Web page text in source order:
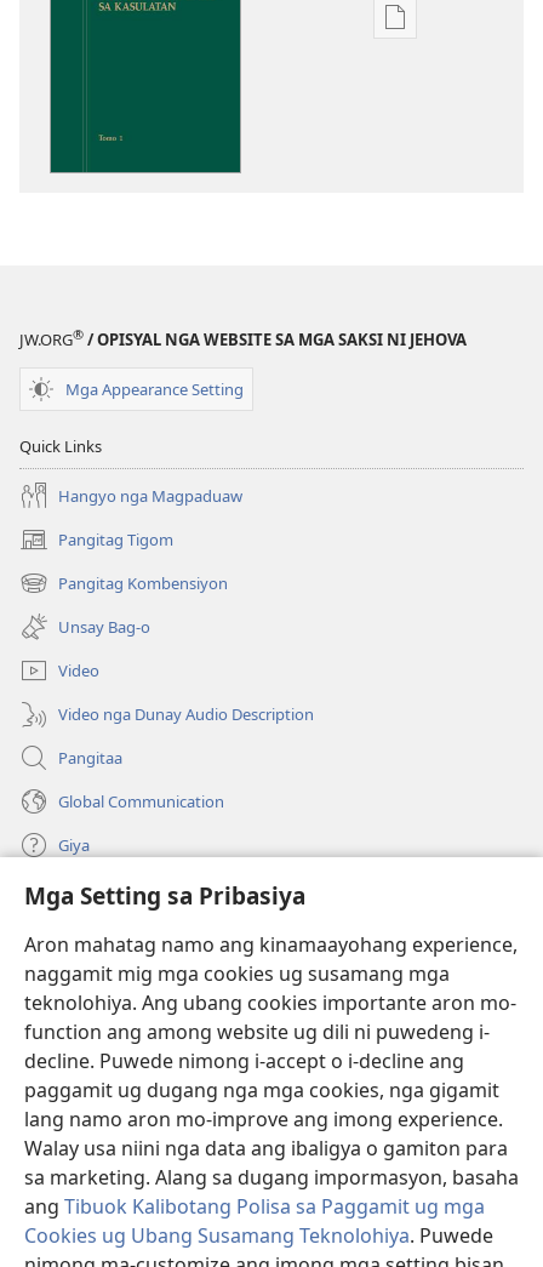
Mga Setting sa Pribasiya
Aron mahatag namo ang kinamaayohang experience,
naggamit mig mga cookies ug susamang mga
teknolohiya. Ang ubang cookies importante aron mo-
function ang among website ug dili ni puwedeng i-
decline. Puwede nimong i-accept o i-decline ang
paggamit ug dugang nga mga cookies, nga gigamit
lang namo aron mo-improve ang imong experience.
Walay usa niini nga data ang ibaligya o gamiton para
sa marketing. Alang sa dugang impormasyon, basaha
ang Tibuok Kalibotang Polisa sa Paggamit ug mga
Cookies ug Ubang Susamang Teknolohiya. Puwede
Opsiyon
JW.ORG® / OPISYAL NGA WEBSITE SA MGA SAKSI NI JEHOVA
Mga Appearance Setting
Quick Links
Hangyo nga Magpaduaw
Pangitag Tigom
(mo-
open
ug
bag-
ong
window)
Pangitag Kombensiyon
(mo-
open
ug
bag-
ong
window)
Unsay Bag-o
Video
Video nga Dunay Audio Description
Pangitaa
Global Communication
Giya
Donasyon
(mo-
open
bag-
ong
window)
Watchtower ONLINE NGA LIBRARYA
(mo-
open
ug
bag-
window)
JW Hub
(mo-
open
ug
bag-
ong
window)
JW Library
Watchtower Library
Copyright© 2026 Watch Tower Bible and Tract Society of Pennsylvania.